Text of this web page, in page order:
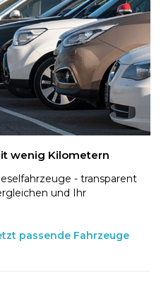
wenig Kilometern
- transparent
und Ihr
passende Fahrzeuge